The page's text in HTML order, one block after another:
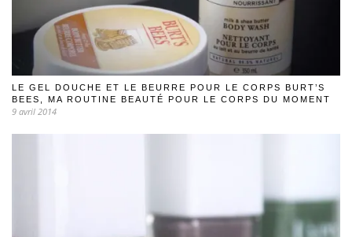
LE GEL DOUCHE ET LE BEURRE POUR LE CORPS BURT’S
BEES, MA ROUTINE BEAUTÉ POUR LE CORPS DU MOMENT
9 avril 2014